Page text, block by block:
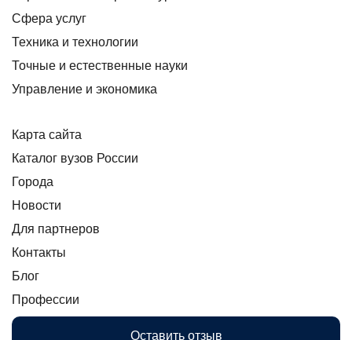
Сфера услуг
Техника и технологии
Точные и естественные науки
Управление и экономика
Карта сайта
Каталог вузов России
Города
Новости
Для партнеров
Контакты
Блог
Профессии
Оставить отзыв